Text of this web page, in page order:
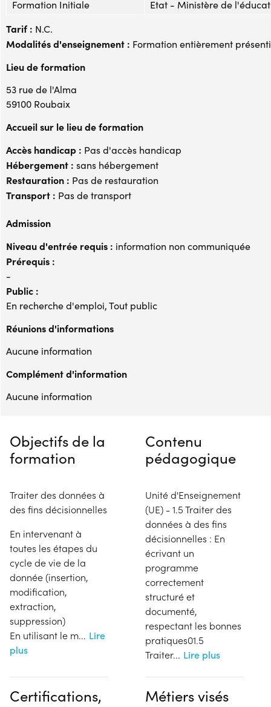
Formation Initiale
Etat - Ministère de
Tarif : N.C.
Modalités d'enseignement : Formation entièrement
Lieu de formation
53 rue de l'Alma
59100 Roubaix
Accueil sur le lieu de formation
Accès handicap : Pas d'accès handicap
Hébergement : sans hébergement
Restauration : Pas de restauration
Transport : Pas de transport
Admission
Niveau d'entrée requis : information non communiquée
Prérequis :
-
Public :
En recherche d'emploi, Tout public
Réunions d'informations
Aucune information
Complément d'information
Aucune information
Objectifs de la
formation
Traiter des données à
des fins décisionnelles
En intervenant à
toutes les étapes du
cycle de vie de la
donnée (insertion,
modification,
extraction,
suppression)
En utilisant le m... Lire
plus
Contenu
pédagogique
Unité d'Enseignement
(UE) - 1.5 Traiter des
données à des fins
décisionnelles : En
écrivant un
programme
correctement
structuré et
documenté,
respectant les bonnes
pratiques01.5
Traiter... Lire plus
Certifications,
Métiers visés